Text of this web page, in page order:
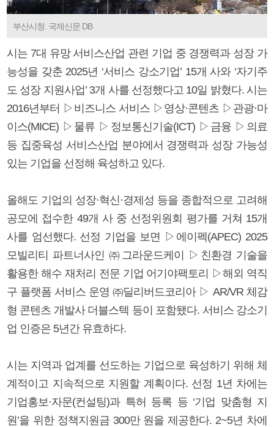
부산시청. 국제신문 DB
시는 7대 유망 서비스산업 관련 기업 중 경쟁력과 성장 가
능성을 갖춘 2025년 ‘서비스 강소기업’ 15개 사와 ‘자기주
도 성장 지원사업’ 3개 사를 선정했다고 10일 밝혔다. 시는
2016년부터 ▷비즈니스 서비스 ▷영상·콘텐츠 ▷관광·마
이스(MICE) ▷물류 ▷정보통신기술(ICT) ▷금융 ▷의료
등 집중육성 서비스산업 분야에서 경쟁력과 성장 가능성
있는 기업을 선정해 육성하고 있다.
올해도 기업의 성장·혁신·경제성 등을 종합적으로 고려해
공모에 접수한 49개 사 중 선정위원회 평가를 거쳐 15개
사를 엄선했다. 선정 기업을 보면 ▷에이펙(APEC) 2025
모빌리티 파트너사인 ㈜그라운드케이 ▷친환경 기술을
활용한 해수 재처리 전문 기업 어기야팩토리 ▷해외 역직
구 플랫폼 서비스 운영 ㈜딜리버드코리아 ▷ AR/VR 체감
형 콘텐츠 개발사 더블스텍 등이 포함됐다. 서비스 강소기
업 인증은 5년간 유효하다.
시는 지역과 업계를 선도하는 기업으로 육성하기 위해 체
계적이고 지속적으로 지원할 계획이다. 선정 1년 차에는
기업홍보·자문(컨설팅)과 특허 등록 등 ‘기업 맞춤형 지
원’을 위한 정책지원금 300만 원을 제공한다. 2~5년 차에